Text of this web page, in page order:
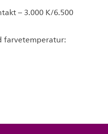
– 3.000 K/6.500
farvetemperatur: